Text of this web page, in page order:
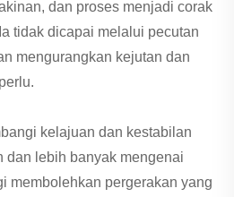
dan proses menjadi corak
tidak dicapai melalui pecutan
mengurangkan kejutan dan
kelajuan dan kestabilan
dan lebih banyak mengenai
membolehkan pergerakan yang